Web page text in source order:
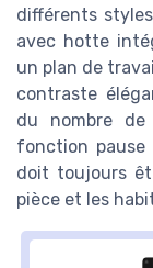
différents
avec hotte
un plan de
contraste
du nombre
fonction pause
doit toujours
pièce et les